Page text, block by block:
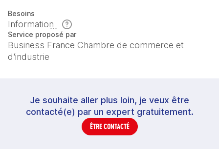
Besoins
Information
Service proposé par
Business France Chambre de commerce et
d'industrie
Je souhaite aller plus loin, je veux être
contacté(e) par un expert gratuitement.
ÊTRE CONTACTÉ